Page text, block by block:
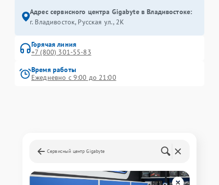
Адрес сервисного центра Gigabyte в Владивостоке:
г. Владивосток, Русская ул., 2К
Горячая линия
+7 (800) 301-55-83
Время работы
Ежедневно с 9:00 до 21:00
Сервисный центр Gigabyte